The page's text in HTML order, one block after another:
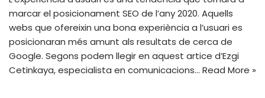
marcar el posicionament SEO de l’any 2020. Aquells
webs que ofereixin una bona experiència a l’usuari es
posicionaran més amunt als resultats de cerca de
Google. Segons podem llegir en aquest artice d’Ezgi
Cetinkaya, especialista en comunicacions… Read More »